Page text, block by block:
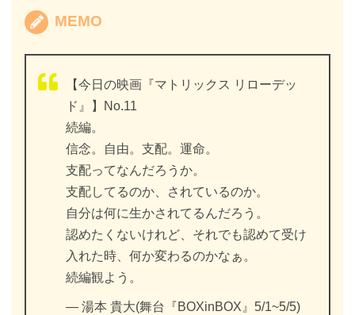
MEMO
【今日の映画『マトリックス リローデッ
ド』】No.11
続編。
信念。自由。支配。運命。
支配ってなんだろうか。
支配してるのか、されているのか。
自分は何に生かされてるんだろう。
認めたくないけれど、それでも認めて受け
入れた時、何か変わるのかなぁ。
続編観よう。
— 湯本 貴大(舞台『BOXinBOX』5/1~5/5)